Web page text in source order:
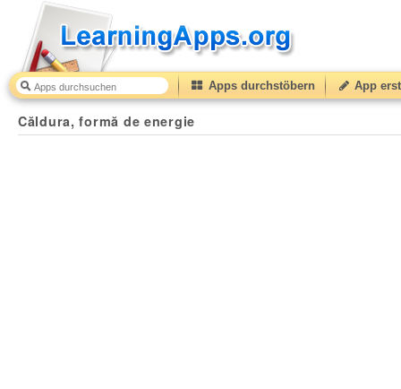
Apps durchstöbern App
Căldura, formă de energie